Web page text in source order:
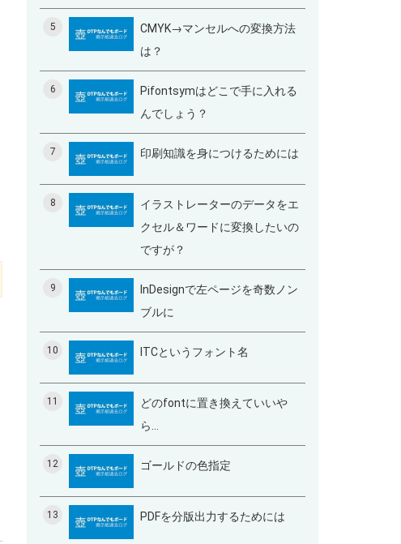
5
CMYK→マンセルへの変換方法
は？
6
Pifontsymはどこで手に入れる
んでしょう？
7 印刷知識を身につけるためには
8
イラストレーターのデータをエ
クセル＆ワードに変換したいの
ですが？
9
InDesignで左ページを奇数ノン
ブルに
10 ITCというフォント名
11
どのfontに置き換えていいや
ら…
12 ゴールドの色指定
13 PDFを分版出力するためには